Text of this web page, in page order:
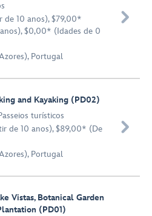
10 anos), $79,00*
$0,00* (Idades de 0
Portugal

and Kayaking (PD02)
turísticos
de 10 anos), $89,00* (De
Portugal

Vistas, Botanical Garden
(PD01)